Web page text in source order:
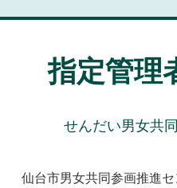
指定管理
せんだい男女共
仙台市男女共同参画推進